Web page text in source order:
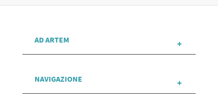
AD ARTEM
NAVIGAZIONE